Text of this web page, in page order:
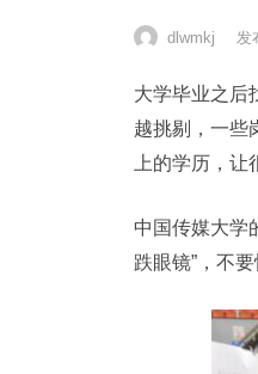
dlwmkj 发
大学毕业之后
越挑剔，一些
上的学历，让
中国传媒大学
跌眼镜”，不